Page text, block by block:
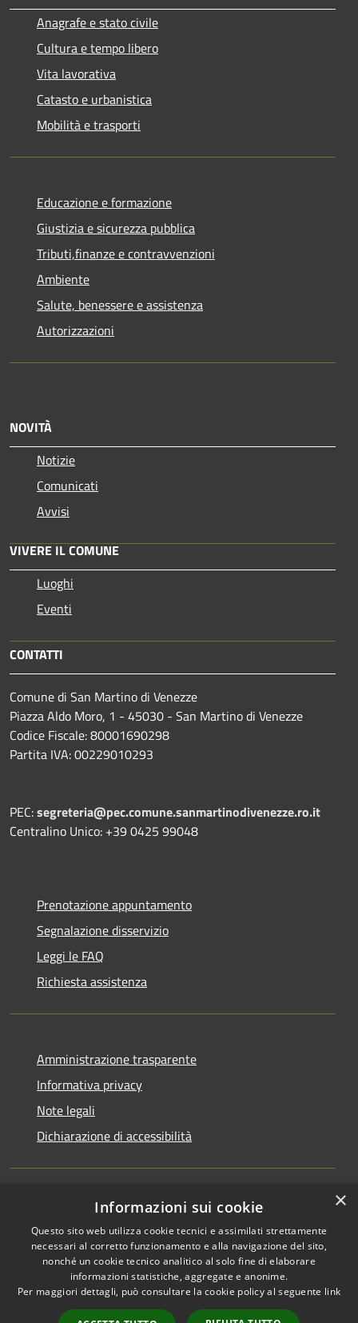
Anagrafe e stato civile
Cultura e tempo libero
Vita lavorativa
Catasto e urbanistica
Mobilità e trasporti
Educazione e formazione
Giustizia e sicurezza pubblica
Tributi,finanze e contravvenzioni
Ambiente
Salute, benessere e assistenza
Autorizzazioni
NOVITÀ
Notizie
Comunicati
Avvisi
VIVERE IL COMUNE
Luoghi
Eventi
CONTATTI
Comune di San Martino di Venezze
Piazza Aldo Moro, 1 - 45030 - San Martino di Venezze
Codice Fiscale: 80001690298
Partita IVA: 00229010293
PEC:segreteria@pec.comune.sanmartinodivenezze.ro.it
Centralino Unico: +39 0425 99048
Prenotazione appuntamento
Segnalazione disservizio
Leggi le FAQ
Richiesta assistenza
Amministrazione trasparente
Informativa privacy
Note legali
Dichiarazione di accessibilità
Accessibilità
Privacy
Mappa del sito
Cloud Office
Copyright © 2026 • Comune di
San Martino di Venezze •
Powered by Municipium•
Accesso redazione
×
Informazioni sui cookie
Questo sito web utilizza cookie tecnici e assimilati strettamente
necessari al corretto funzionamento e alla navigazione del sito,
nonché un cookie tecnico analitico al solo fine di elaborare
informazioni statistiche, aggregate e anonime.
Per maggiori dettagli, può consultare la cookie policy al seguente link